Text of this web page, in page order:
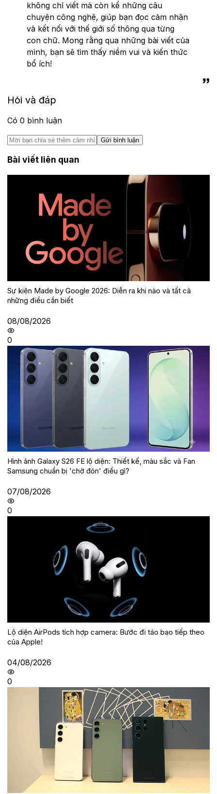
không chỉ viết mà còn kể những câu
chuyện công nghệ, giúp bạn đọc cảm nhận
và kết nối với thế giới số thông qua từng
con chữ. Mong rằng qua những bài viết của
mình, bạn sẽ tìm thấy niềm vui và kiến thức
bổ ích!
Hỏi và đáp
Có 0 bình luận
Gửi bình luận
Bài viết liên quan
Sự kiện Made by Google 2026: Diễn ra khi nào và tất cả
những điều cần biết
08/08/2026
0
Hình ảnh Galaxy S26 FE lộ diện: Thiết kế, màu sắc và Fan
Samsung chuẩn bị 'chờ đón' điều gì?
07/08/2026
0
Lộ diện AirPods tích hợp camera: Bước đi táo bạo tiếp theo
của Apple!
04/08/2026
0